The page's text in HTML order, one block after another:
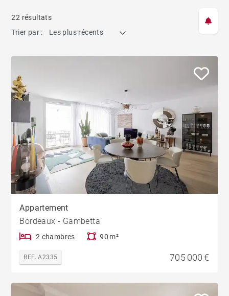
22 résultats
Trier par :
Les plus récents
Appartement
Bordeaux - Gambetta
2 chambres 90 m²
REF. A2335 705 000 €